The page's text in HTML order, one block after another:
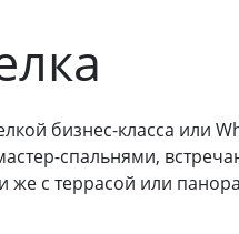
бизнес-класса или
спальнями,
же с террасой или